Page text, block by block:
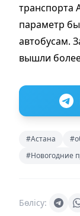
транспорта
параметр
автобусам.
вышли
#Астана
#Новогодние
Бөлісу: